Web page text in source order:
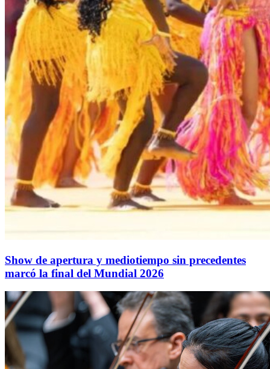
Show de apertura y mediotiempo sin precedentes
marcó la final del Mundial 2026